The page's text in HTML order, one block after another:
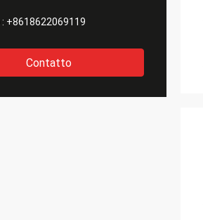
+8618622069119
Contatto